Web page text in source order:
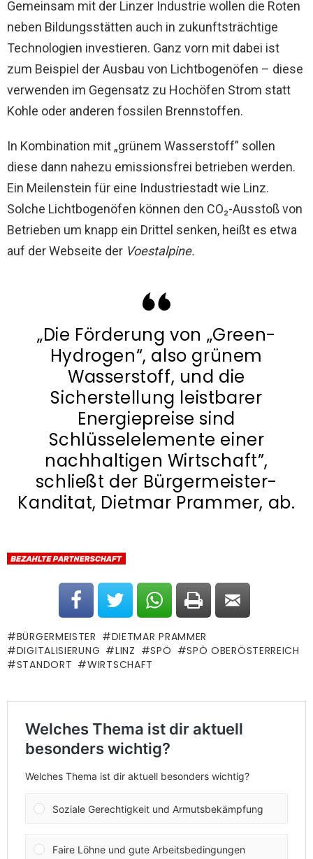
Gemeinsam mit der Linzer Industrie wollen die Roten
neben Bildungsstätten auch in zukunftsträchtige
Technologien investieren. Ganz vorn mit dabei ist
zum Beispiel der Ausbau von Lichtbogenöfen – diese
verwenden im Gegensatz zu Hochöfen Strom statt
Kohle oder anderen fossilen Brennstoffen.
In Kombination mit „grünem Wasserstoff” sollen
diese dann nahezu emissionsfrei betrieben werden.
Ein Meilenstein für eine Industriestadt wie Linz.
Solche Lichtbogenöfen können den CO₂-Ausstoß von
Betrieben um knapp ein Drittel senken, heißt es etwa
auf der Webseite der Voestalpine.
„Die Förderung von „Green-
Hydrogen“, also grünem
Wasserstoff, und die
Sicherstellung leistbarer
Energiepreise sind
Schlüsselelemente einer
nachhaltigen Wirtschaft”,
schließt der Bürgermeister-
Kanditat, Dietmar Prammer, ab.
BÜRGERMEISTER
DIETMAR PRAMMER
DIGITALISIERUNG
LINZ SPÖ
SPÖ OBERÖSTERREICH
STANDORT
WIRTSCHAFT